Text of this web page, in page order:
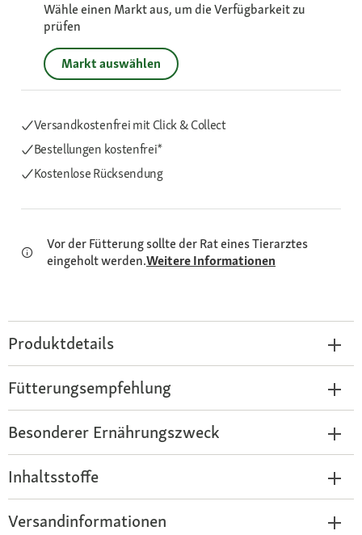
Wähle einen Markt aus, um die Verfügbarkeit zu
prüfen
Markt auswählen
Versandkostenfrei mit Click & Collect
Bestellungen kostenfrei*
Kostenlose Rücksendung
Vor der Fütterung sollte der Rat eines Tierarztes
eingeholt werden.Weitere Informationen
Produktdetails
Fütterungsempfehlung
Besonderer Ernährungszweck
Inhaltsstoffe
Versandinformationen